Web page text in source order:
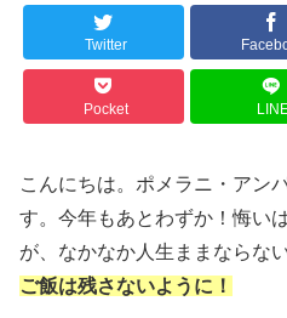
Twitter
Pocket
こんにちは。ポメラニ・アン
す。今年もあとわずか！悔い
が、なかなか人生ままならな
ご飯は残さないように！